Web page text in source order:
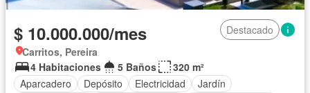
$ 10.000.000/mes
Destacado
Carritos, Pereira
4 Habitaciones
5 Baños
320 m²
Aparcadero
Depósito Electricidad
Jardín